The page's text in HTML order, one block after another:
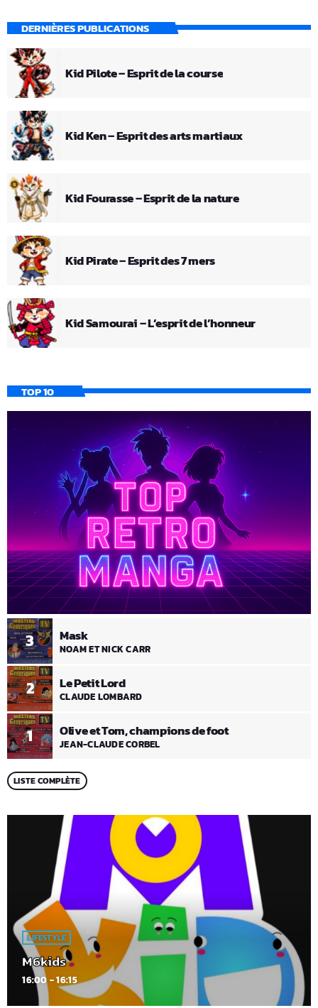
DERNIÈRES PUBLICATIONS
Kid Pilote – Esprit de la course
Kid Ken – Esprit des arts martiaux
Kid Fourasse – Esprit de la nature
Kid Pirate – Esprit des 7 mers
Kid Samourai – L’esprit de l’honneur
TOP 10
1 Olive et Tom, champions de foot
JEAN-CLAUDE CORBEL
2 Le Petit Lord
CLAUDE LOMBARD
3 Mask
NOAM ET NICK CARR
LISTE COMPLÈTE
LIFESTYLE
M6kids
16:00 - 16:15